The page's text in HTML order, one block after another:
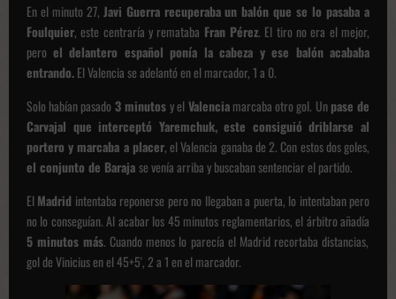
En el minuto 27, Javi Guerra recuperaba un balón que se lo pasaba a
Foulquier, este centraría y remataba Fran Pérez. El tiro no era el mejor,
pero el delantero español ponía la cabeza y ese balón acababa
entrando.El Valencia se adelantó en el marcador, 1 a 0.
Solo habían pasado 3 minutosy elValenciamarcaba otro gol. Unpase de
Carvajal que interceptó Yaremchuk, este consiguió driblarse al
portero y marcaba a placer, el Valencia ganaba de 2. Con estos dos goles,
el conjunto de Barajase venía arriba y buscaban sentenciar el partido.
ElMadrid intentaba reponerse pero no llegaban a puerta, lo intentaban pero
no lo conseguían. Al acabar los 45 minutos reglamentarios, el árbitro añadía
5 minutos más. Cuando menos lo parecía el Madrid recortaba distancias,
gol de Vinicius en el 45+5', 2 a 1 en el marcador.